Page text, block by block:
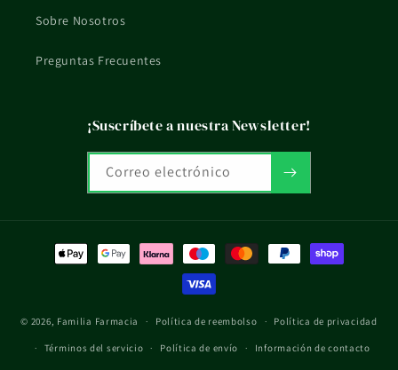
Sobre Nosotros
Preguntas Frecuentes
¡Suscríbete a nuestra Newsletter!
Correo electrónico
Formas
© 2026, Familia Farmacia Política de reembolso Política de privacidad
Términos del servicio Política de envío Información de contacto